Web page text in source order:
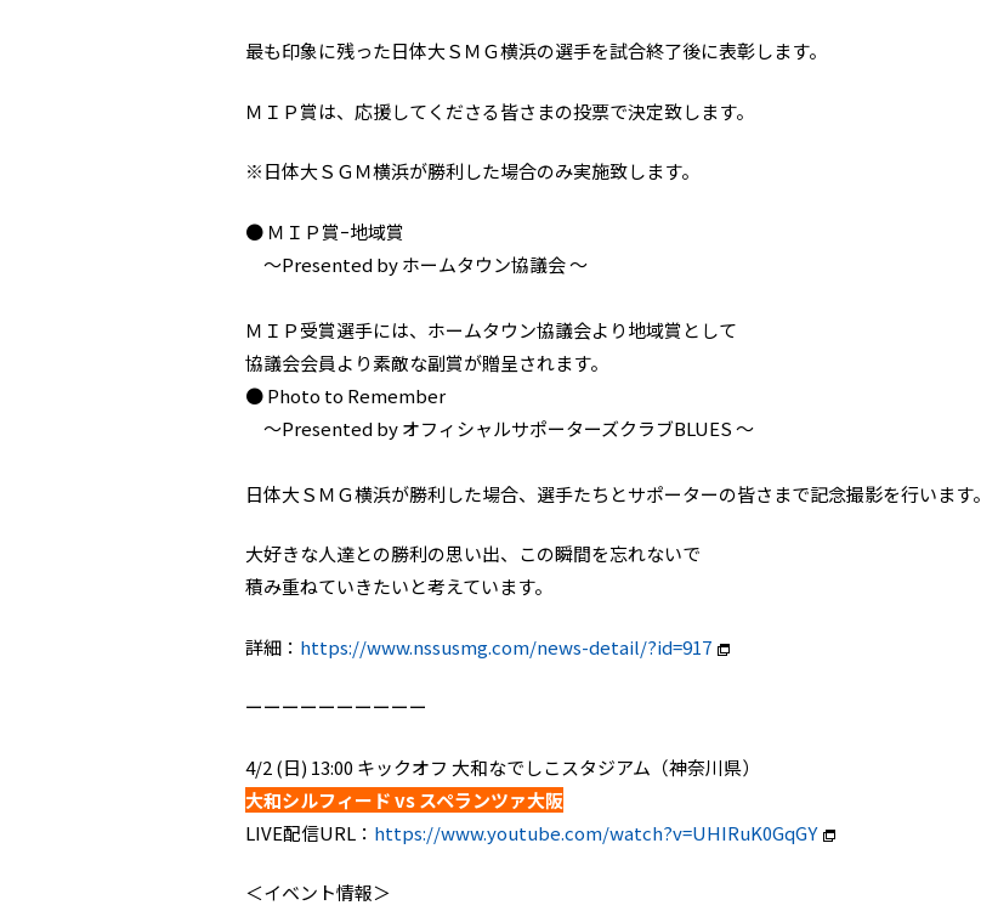
最も印象に残った日体大ＳＭＧ横浜の選手を試合終了後に表彰します。
ＭＩＰ賞は、応援してくださる皆さまの投票で決定致します。
※日体大ＳＧＭ横浜が勝利した場合のみ実施致します。
● ＭＩＰ賞ｰ地域賞
～Presented by ホームタウン協議会 ～
ＭＩＰ受賞選手には、ホームタウン協議会より地域賞として
協議会会員より素敵な副賞が贈呈されます。
● Photo to Remember
～Presented by オフィシャルサポーターズクラブBLUES ～
日体大ＳＭＧ横浜が勝利した場合、選手たちとサポーターの皆さまで記念撮影を行います。
大好きな人達との勝利の思い出、この瞬間を忘れないで
積み重ねていきたいと考えています。
詳細： https://www.nssusmg.com/news-detail/?id=917
ーーーーーーーーーー
4/2 (日) 13:00 キックオフ 大和なでしこスタジアム（神奈川県）
大和シルフィード vs スペランツァ大阪
LIVE配信URL： https://www.youtube.com/watch?v=UHIRuK0GqGY
＜イベント情報＞